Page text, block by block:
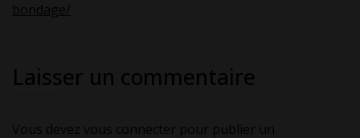
bondage/
Laisser un commentaire
Vous devez vous connecter pour publier un